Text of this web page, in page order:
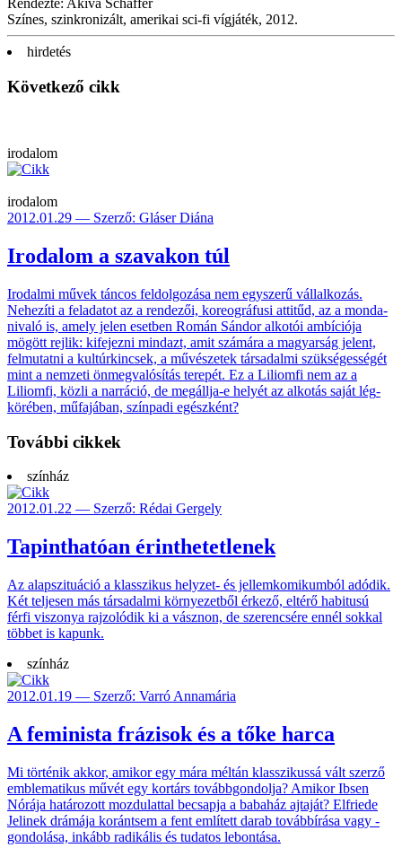
Színes, szinkronizált, amerikai sci-fi vígjáték, 2012.
hirdetés
Következő cikk
irodalom
irodalom
2012.01.29 — Szerző: Gláser Diána
Irodalom a szavakon túl
Irodalmi művek tán­cos fel­dolgo­zása nem egy­szerű vállal­kozás.
Nehe­zíti a felada­tot az a ren­dezői, koreo­gráfusi atti­tűd, az a monda­
nivaló is, amely jelen eset­ben Román Sándor alko­tói ambíci­ója
mögött rejlik: kife­jezni mind­azt, amit számá­ra a ma­gyar­ság jelent,
fel­mutat­ni a kultúr­kincsek, a művé­szetek társa­dalmi szüksé­ges­ségét
mint a nem­zeti önmeg­való­sítás terepét. Ez a Liliomfi nem az a
Liliomfi, közli a narrá­ció, de meg­állja-e helyét az alko­tás saját lég­
köré­ben, mű­fajá­ban, szín­padi egész­ként?
További cikkek
színház
2012.01.22 — Szerző: Rédai Gergely
Tapinthatóan érinthetetlenek
Az alapszituáció a klasszi­kus helyzet- és jellem­komikum­ból adódik.
Két telje­sen más társa­dalmi környe­zetből érkező, eltérő habi­tusú
férfi viszo­nya rajzo­lódik ki a vász­non, de szeren­csére ennél sokkal
többet is kapunk.
színház
2012.01.19 — Szerző: Varró Annamária
A feminista frázisok és a tőke harca
Mi történik akkor, amikor egy mára méltán klasszi­kussá vált szerző
emble­matikus művét egy kortárs tovább­gondolja? Amikor Ibsen
Nórája hatá­rozott mozdu­lattal becsapja a baba­ház ajtaját? Elfriede
Jelinek drámája koránt­sem a fent emlí­tett darab tovább­írása vagy -
gondo­lása, inkább radi­kális és tuda­tos lebontása.